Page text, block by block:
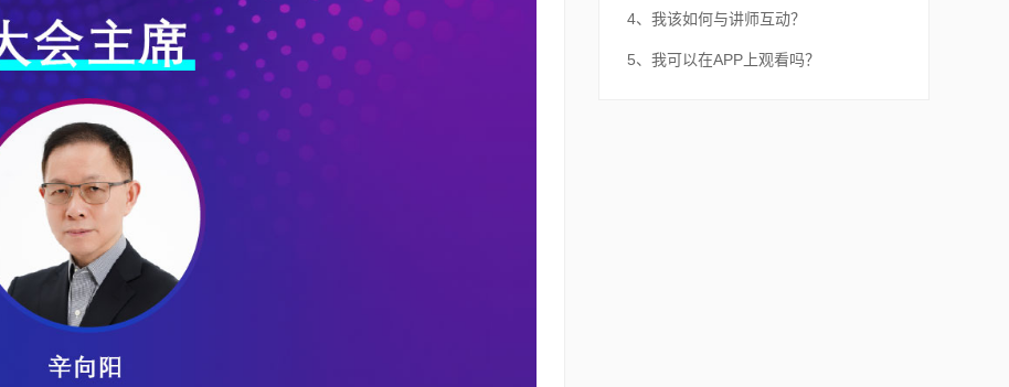
4、我该如何与讲师互动？
5、我可以在APP上观看吗？